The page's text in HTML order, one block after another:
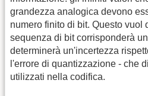
grandezza analogica devono
numero finito di bit. Questo vuol
sequenza di bit corrisponderà
determinerà un'incertezza
l'errore di quantizzazione - che
utilizzati nella codifica.